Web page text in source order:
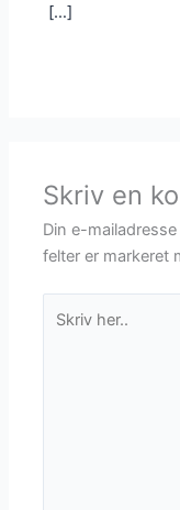
[…]
Skriv en
Din e-
felter er markeret
her..